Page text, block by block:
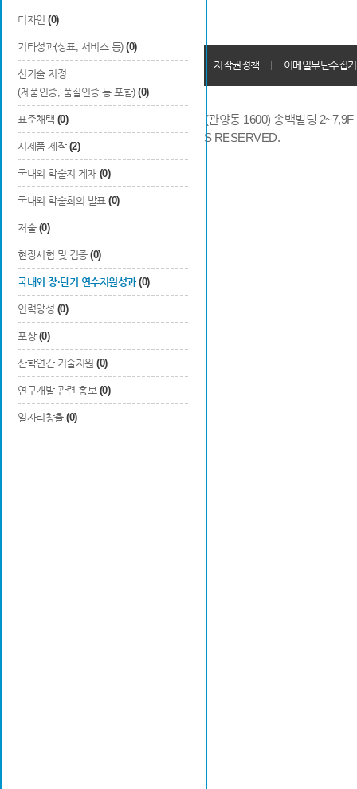
디자인 (0)
기타성과(상표, 서비스 등) (0)
신기술 지정
(제품인증, 품질인증 등 포함) (0)
표준채택 (0)
시제품 제작 (2)
국내외 학술지 게재 (0)
국내외 학술회의 발표 (0)
저술 (0)
현장시험 및 검증 (0)
국내외 장·단기 연수지원성과 (0)
인력양성 (0)
포상 (0)
산학연간 기술지원 (0)
연구개발 관련 홍보 (0)
일자리창출 (0)
개인정보처리방침 저작권정책 이메일무단수집
14066 경기도 안양시 동안구 시민대로 286 (관양동 1600) 송백빌딩
COPYRIGHTS © 2014 KAIA, ALL RIGHTS RESERVED.